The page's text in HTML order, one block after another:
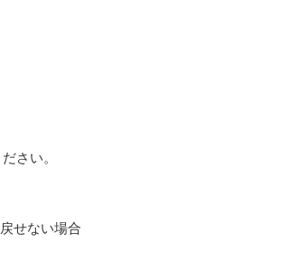
さい。
せない場合